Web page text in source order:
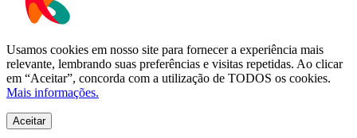
Usamos cookies em nosso site para fornecer a experiência mais
relevante, lembrando suas preferências e visitas repetidas. Ao clicar
em “Aceitar”, concorda com a utilização de TODOS os cookies.
Mais informações.
Aceitar